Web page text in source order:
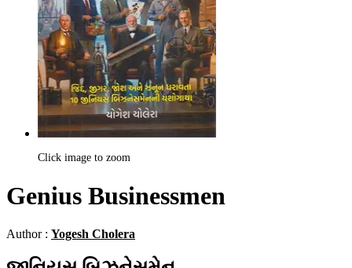
Click image to zoom
Genius Businessmen
Author : Yogesh Cholera